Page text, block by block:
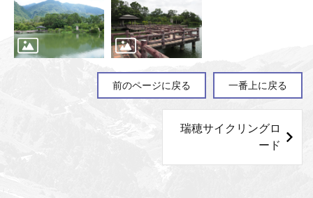
前のページに戻る 一番上に戻る
瑞穂サイクリングロ
ード